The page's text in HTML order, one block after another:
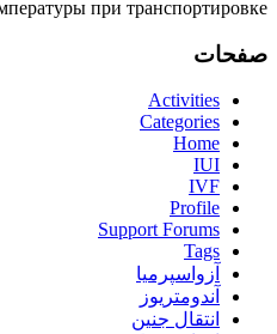
при транспортировке.
صفحات
Activities
Categories
Home
IUI
IVF
Profile
Support Forums
Tags
آزواسپرمیا
آندومتریوز
انتقال جنین